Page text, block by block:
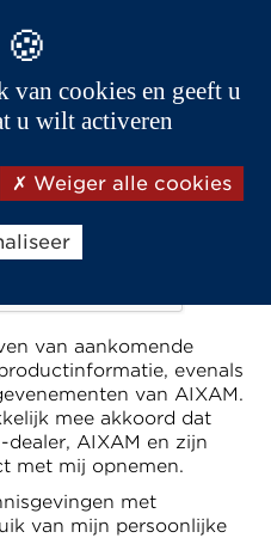
van aankomende
evenals
van AIXAM.
mee akkoord dat
AIXAM en zijn
met mij opnemen.
met
van mijn persoonlijke
van cookies en geeft u
u wilt activeren
Weiger alle cookies